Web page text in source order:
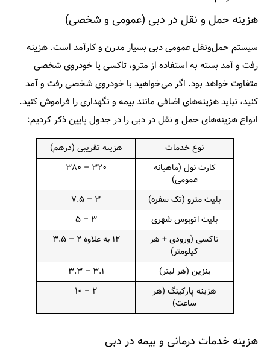
هزینه حمل و نقل در دبی (عمومی و شخصی)
سیستم حمل‌ونقل عمومی دبی بسیار مدرن و کارآمد است. هزینه
رفت‌ و آمد بسته به استفاده از مترو، تاکسی یا خودروی شخصی
متفاوت خواهد بود. اگر می‌خواهید با خودروی شخصی رفت و آمد
کنید، نباید هزینه‌های اضافی مانند بیمه و نگهداری را فراموش کنید.
انواع هزینه‌های حمل و نقل در دبی را در جدول پایین ذکر کردیم:
نوع خدمات
هزینه تقریبی (درهم)
کارت نول (ماهیانه
عمومی)
۳۲۰ – ۳۸۰
بلیت مترو (تک سفره)
۳ – ۷.۵
بلیت اتوبوس شهری
۳ – ۵
تاکسی (ورودی + هر
کیلومتر)
۱۲ به علاوه ۲ – ۳.۵
بنزین (هر لیتر)
۳.۱ – ۳.۳
هزینه پارکینگ (هر
ساعت)
۲ – ۱۰
هزینه خدمات درمانی و بیمه در دبی